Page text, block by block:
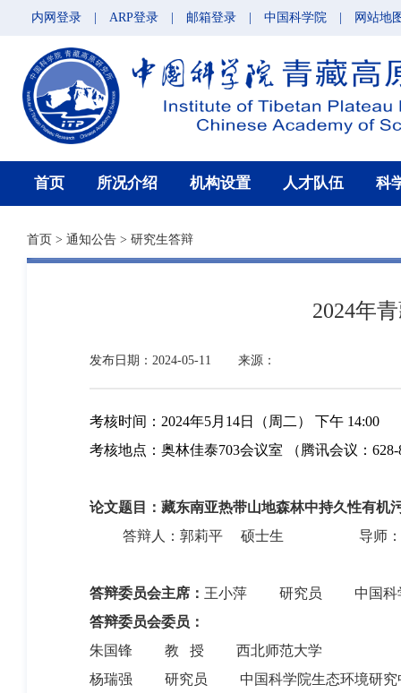
内网登录 ARP登录 邮箱登录 中国科学院 网站地
首页 所况介绍 机构设置 人才队伍 科
首页 > 通知公告 > 研究生答辩
2024年
发布日期：2024-05-11 来源：
考核时间：2024年5月14日（周二） 下午 14:00
考核地点：奥林佳泰703会议室 （腾讯会议：628-
论文题目：藏东南亚热带山地森林中持久性有机
答辩人：郭莉平 硕士生 导师：龚
答辩委员会主席 ： 王小萍 研究员
中国
答辩委员会委员：
朱国锋
教 授
西北师范大学
杨瑞强
研究员
中国科学院生态环境研究